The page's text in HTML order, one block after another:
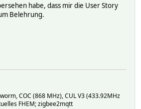
habe, dass mir die User Story
Belehrung.
COC (868 MHz), CUL V3 (433.92MHz
FHEM; zigbee2mqtt